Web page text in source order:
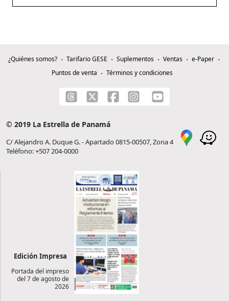
¿Quiénes somos? Tarifario GESE Suplementos Ventas
e-Paper
Puntos de venta
Términos y condiciones
© 2019 La Estrella de Panamá
C/ Alejandro A. Duque G. - Apartado 0815-00507, Zona 4
Teléfono: +507 204-0000
Edición Impresa
Portada del impreso
del 7 de agosto de
2026